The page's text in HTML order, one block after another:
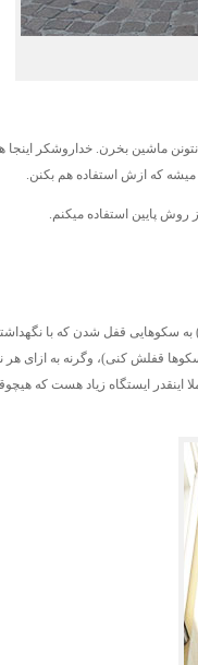
ماشین بخرن. خداروشکر اینجا
پایین استفاده میکنم.
به سکوهایی قفل شدن که با
قفلش کنی)، وگرنه به ازای
که در طول روز میتونی تقریبا ۲۰ تا دوچرخه تحویل بگیری که عملا اینقدر ایستگاه